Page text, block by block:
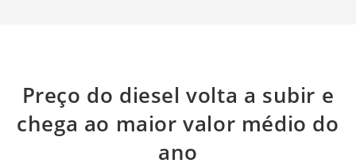
Preço do diesel volta a subir e
chega ao maior valor médio do
ano